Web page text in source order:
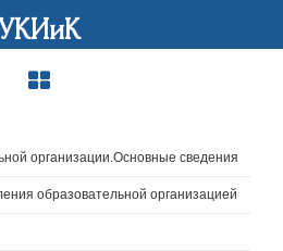
организации.Основные сведения
образовательной организацией